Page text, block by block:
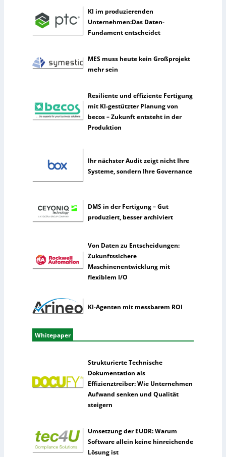
r
k
s
t
c
h
e
g
e
KI im produzierenden
Unternehmen:Das Daten-
Fundament entscheidet
MES muss heute kein Großprojekt
mehr sein
Resiliente und effiziente Fertigung
mit KI-gestützter Planung von
becos – Zukunft entsteht in der
Produktion
Ihr nächster Audit zeigt nicht Ihre
Systeme, sondern Ihre Governance
DMS in der Fertigung – Gut
produziert, besser archiviert
Von Daten zu Entscheidungen:
Zukunftssichere
Maschinenentwicklung mit
flexiblem I/O
KI-Agenten mit messbarem ROI
Whitepaper
Strukturierte Technische
Dokumentation als
Effizienztreiber: Wie Unternehmen
Aufwand senken und Qualität
steigern
Umsetzung der EUDR: Warum
Software allein keine hinreichende
Lösung ist